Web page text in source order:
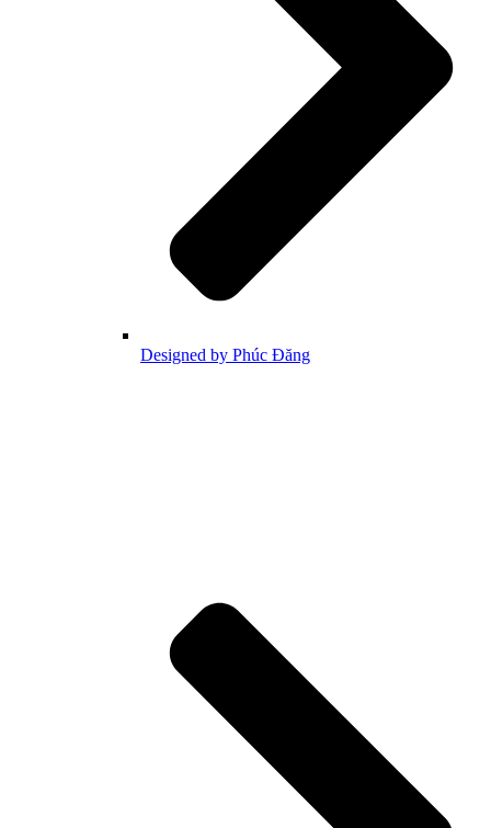
Designed by Phúc Đăng